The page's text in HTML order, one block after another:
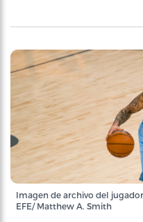
Imagen de archivo del
EFE/ Matthew A. Smith